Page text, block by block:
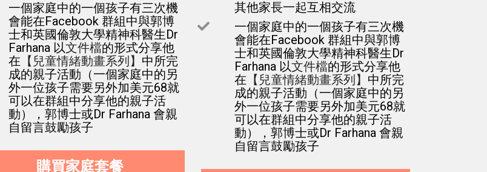
一個家庭中的一個孩子有三次機
會能在Facebook 群組中與郭博
士和英國倫敦大學精神科醫生Dr
Farhana 以文件檔的形式分享他
在 【兒童情緒動畫系列】 中所完
成的親子活動（一個家庭中的另
外一位孩子需要另外加美元68就
可以在群組中分享他的親子活
動），郭博士或Dr Farhana 會親
自留言鼓勵孩子
購買家庭套餐
其他家長一起互相交流
一個家庭中的一個孩子有三次機
會能在Facebook 群組中與郭博
士和英國倫敦大學精神科醫生Dr
Farhana 以文件檔的形式分享他
在 【兒童情緒動畫系列】 中所完
成的親子活動（一個家庭中的另
外一位孩子需要另外加美元68就
可以在群組中分享他的親子活
動），郭博士或Dr Farhana 會親
自留言鼓勵孩子